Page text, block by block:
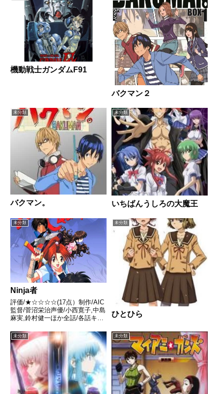
機動戦士ガンダムF91
バクマン２
未分類
バクマン。
未分類
いちばんうしろの大魔王
未分類
Ninja者
評価/★☆☆☆☆(17点）制作/AIC
監督/菅沼栄治声優/小西寛子,中島
麻実,鈴村健一ほか全話/各話キャ
未分類
ひとひら
未分類 未分類